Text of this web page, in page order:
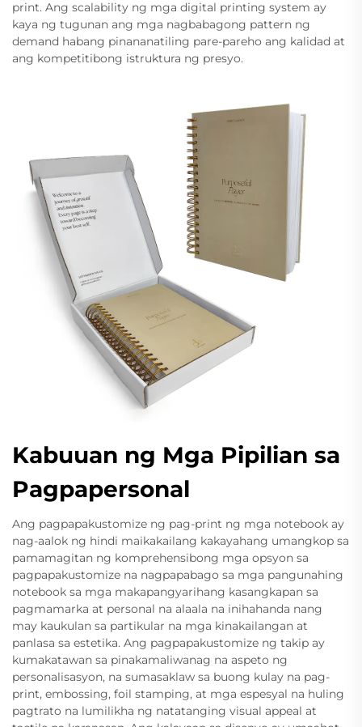
print. Ang scalability ng mga digital printing system ay
kaya ng tugunan ang mga nagbabagong pattern ng
demand habang pinananatiling pare-pareho ang kalidad at
ang kompetitibong istruktura ng presyo.
Kabuuan ng Mga Pipilian sa
Pagpapersonal
Ang pagpapakustomize ng pag-print ng mga notebook ay
nag-aalok ng hindi maikakailang kakayahang umangkop sa
pamamagitan ng komprehensibong mga opsyon sa
pagpapakustomize na nagpapabago sa mga pangunahing
notebook sa mga makapangyarihang kasangkapan sa
pagmamarka at personal na alaala na inihahanda nang
may kaukulan sa partikular na mga kinakailangan at
panlasa sa estetika. Ang pagpapakustomize ng takip ay
kumakatawan sa pinakamaliwanag na aspeto ng
personalisasyon, na sumasaklaw sa buong kulay na pag-
print, embossing, foil stamping, at mga espesyal na huling
pagtrato na lumilikha ng natatanging visual appeal at